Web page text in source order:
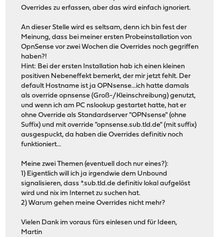
Overrides zu erfassen, aber das wird einfach ignoriert.
An dieser Stelle wird es seltsam, denn ich bin fest der
Meinung, dass bei meiner ersten Probeinstallation von
OpnSense vor zwei Wochen die Overrides noch gegriffen
haben?!
Hint: Bei der ersten Installation hab ich einen kleinen
positiven Nebeneffekt bemerkt, der mir jetzt fehlt. Der
default Hostname ist ja OPNsense...ich hatte damals
als override opnsense (Groß-/Kleinschreibung) genutzt,
und wenn ich am PC nslookup gestartet hatte, hat er
ohne Override als Standardserver "OPNsense" (ohne
Suffix) und mit override "opnsense.sub.tld.de" (mit suffix)
ausgespuckt, da haben die Overrides definitiv noch
funktioniert...
Meine zwei Themen (eventuell doch nur eines?):
1) Eigentlich will ich ja irgendwie dem Unbound
signalisieren, dass *.sub.tld.de definitiv lokal aufgelöst
wird und nix im Internet zu suchen hat.
2) Warum gehen meine Overrides nicht mehr?
Vielen Dank im voraus fürs einlesen und für Ideen,
Martin